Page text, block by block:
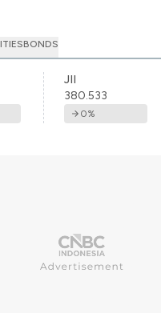
BONDS
JII
380.533
0%